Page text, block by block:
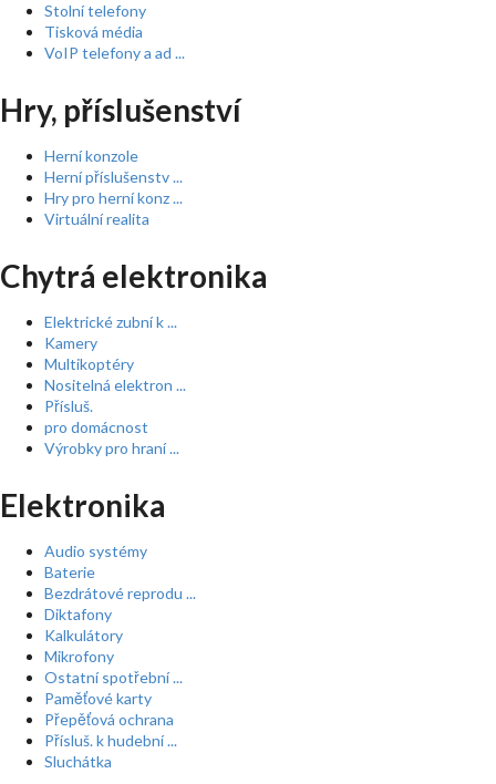
Stolní telefony
Tisková média
VoIP telefony a ad ...
Hry, příslušenství
Herní konzole
Herní příslušenstv ...
Hry pro herní konz ...
Virtuální realita
Chytrá elektronika
Elektrické zubní k ...
Kamery
Multikoptéry
Nositelná elektron ...
Přísluš.
pro domácnost
Výrobky pro hraní ...
Elektronika
Audio systémy
Baterie
Bezdrátové reprodu ...
Diktafony
Kalkulátory
Mikrofony
Ostatní spotřební ...
Paměťové karty
Přepěťová ochrana
Přísluš. k hudební ...
Sluchátka